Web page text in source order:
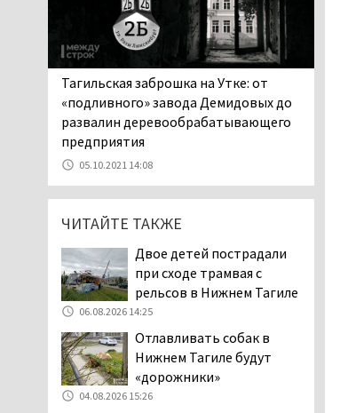
05.08.2026 17:59
Директора уральского
предприятия по
производству дронов
«Упырь» подорвали в автомобиле
под Екатеринбургом
05.08.2026 17:05
Эксперты назвали
рыбы в Свердловской
области
Осуждённый за убийство
тагильского хоккеиста
Александра Чумарина
Самат Хазипов в очередной раз
попал на скамью подсудимых
05.08.2026 15:28
Уральского депутата
Госдумы Ильтякова,
Тагильская заброшка на Утке: от
«подливного» завода Демидовых до
развалин деревообрабатывающего
предприятия
05.10.2021 14:08
ЧИТАЙТЕ ТАКЖЕ
Двое детей пострадали
при сходе трамвая с
рельсов в Нижнем Тагиле
06.08.2026 14:25
Отлавливать собак в
Нижнем Тагиле будут
«дорожники»
04.08.2026 15:26